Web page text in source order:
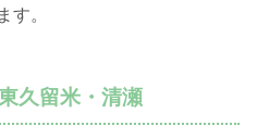
す。
久留米・清瀬